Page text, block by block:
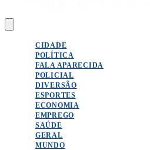
CIDADE
POLÍTICA
FALA APARECIDA
POLICIAL
DIVERSÃO
ESPORTES
ECONOMIA
EMPREGO
SAÚDE
GERAL
MUNDO